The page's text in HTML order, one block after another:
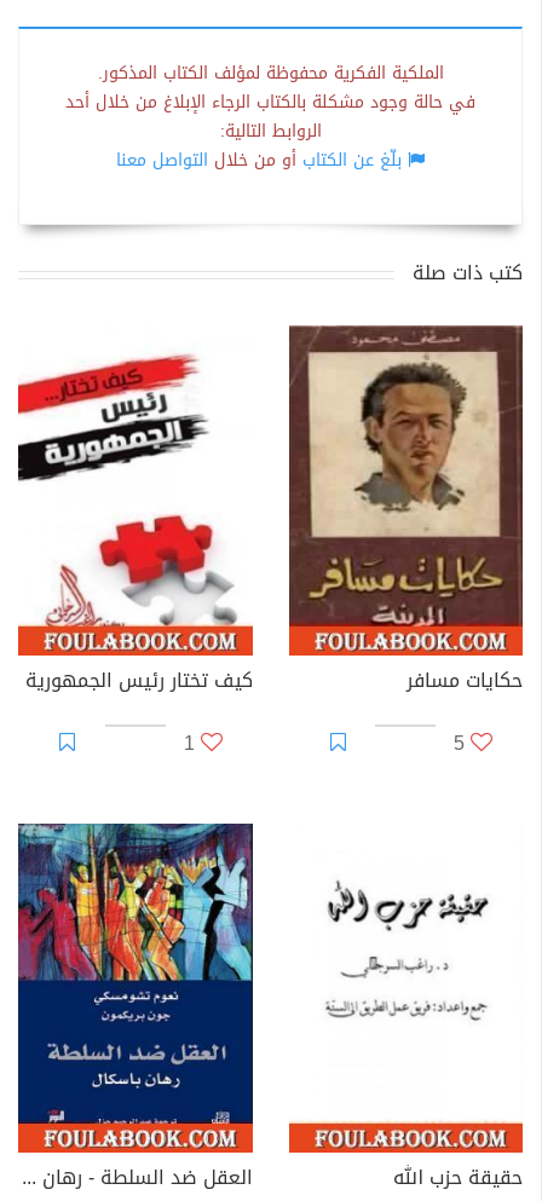
الملكية الفكرية محفوظة لمؤلف الكتاب المذكور.
في حالة وجود مشكلة بالكتاب الرجاء الإبلاغ من خلال أحد
الروابط التالية:
بلّغ عن الكتاب أو من خلال التواصل معنا
كتب ذات صلة
حكايات مسافر
5
كيف تختار رئيس الجمهورية
1
حقيقة حزب الله العقل ضد السلطة - رهان باسكال